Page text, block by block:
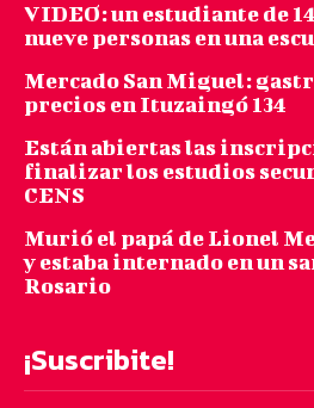
VIDEO: un estudiante de
nueve personas en una
Mercado San Miguel:
precios en Ituzaingó 134
Están abiertas las
finalizar los estudios
CENS
Murió el papá de Lionel
y estaba internado en un
Rosario
¡Suscribite!